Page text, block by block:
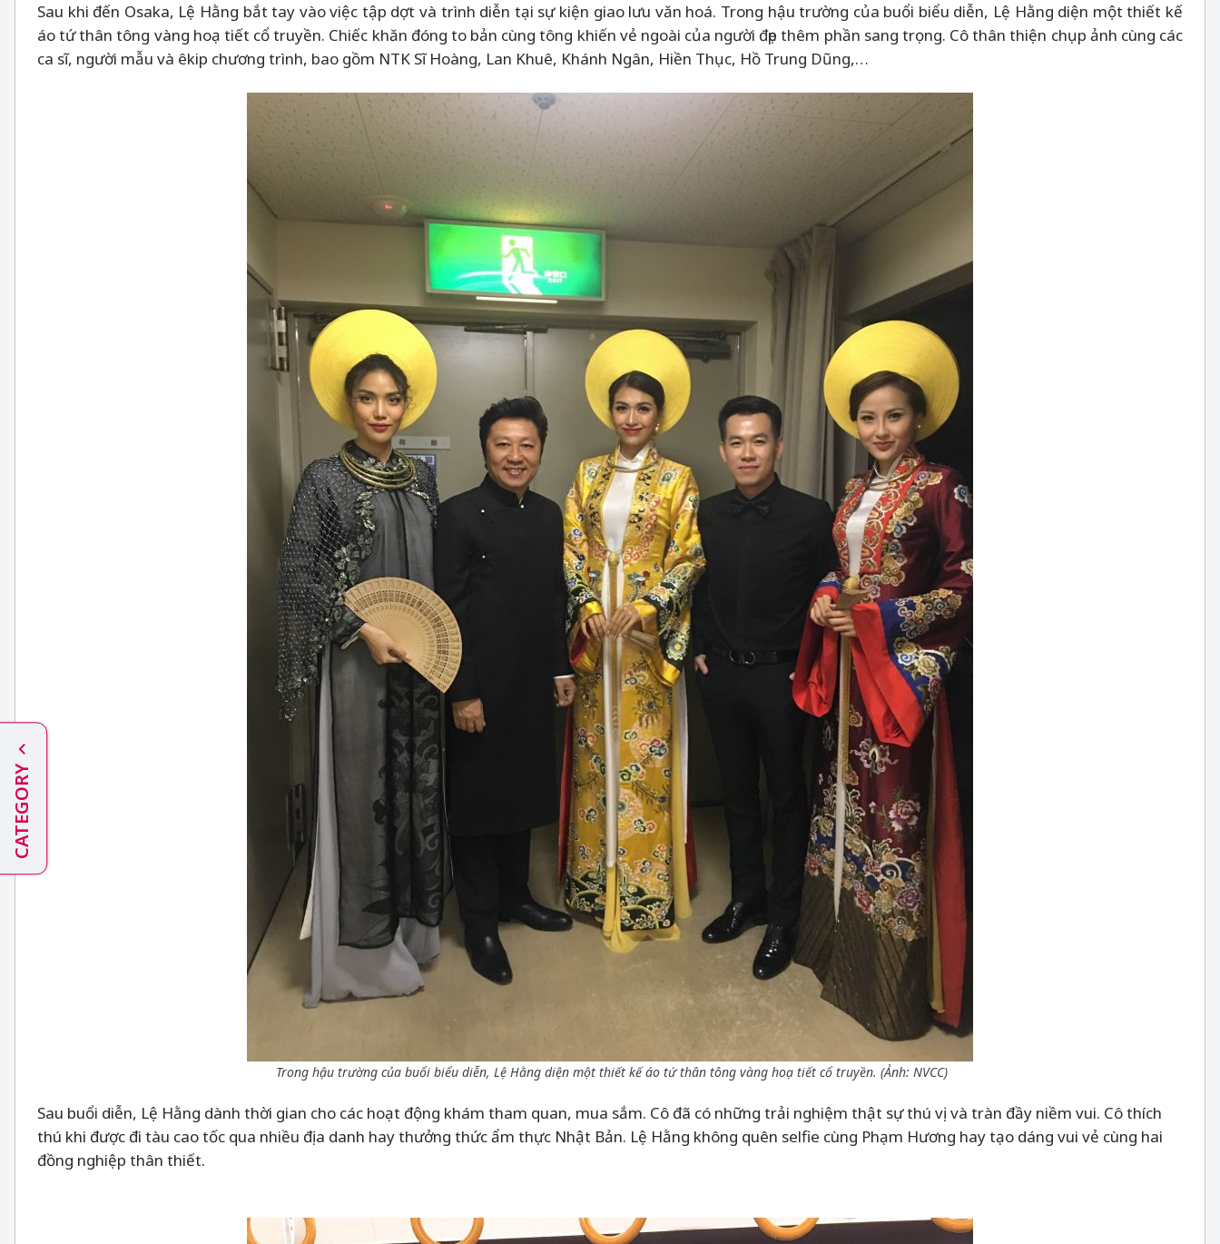
Sau khi đến Osaka, Lệ Hằng bắt tay vào việc tập dợt và trình diễn tại sự kiện giao lưu văn hoá. Trong hậu trường của buổi biểu diễn, Lệ Hằng diện một thiết kế
áo tứ thân tông vàng hoạ tiết cổ truyền. Chiếc khăn đóng to bản cùng tông khiến vẻ ngoài của người đẹp thêm phần sang trọng. Cô thân thiện chụp ảnh cùng các
ca sĩ, người mẫu và êkip chương trình, bao gồm NTK Sĩ Hoàng, Lan Khuê, Khánh Ngân, Hiền Thục, Hồ Trung Dũng,…
Trong hậu trường của buổi biểu diễn, Lệ Hằng diện một thiết kế áo tứ thân tông vàng hoạ tiết cổ truyền. (Ảnh: NVCC)
Sau buổi diễn, Lệ Hằng dành thời gian cho các hoạt động khám tham quan, mua sắm. Cô đã có những trải nghiệm thật sự thú vị và tràn đầy niềm vui. Cô thích
thú khi được đi tàu cao tốc qua nhiều địa danh hay thưởng thức ẩm thực Nhật Bản. Lệ Hằng không quên selfie cùng Phạm Hương hay tạo dáng vui vẻ cùng hai
đồng nghiệp thân thiết.
CATEGORY